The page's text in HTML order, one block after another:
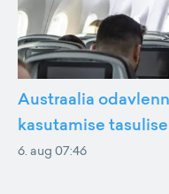
Austraalia
kasutamise
6. aug 07:46